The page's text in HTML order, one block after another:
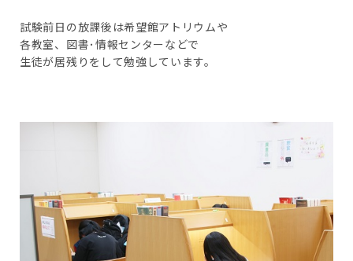
試験前日の放課後は希望館アトリウムや
各教室、図書･情報センターなどで
生徒が居残りをして勉強しています。